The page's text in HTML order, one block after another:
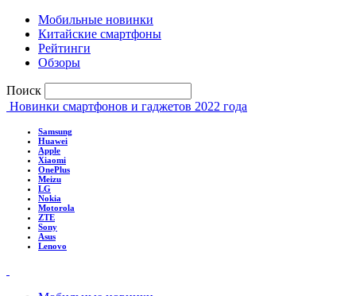
Мобильные новинки
Китайские смартфоны
Рейтинги
Обзоры
Поиск
Новинки смартфонов и гаджетов 2022 года
Samsung
Huawei
Apple
Xiaomi
OnePlus
Meizu
LG
Nokia
Motorola
ZTE
Sony
Asus
Lenovo